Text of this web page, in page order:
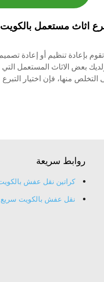
اثاث مستعمل بالكويت
بإعادة تنظيم أو إعادة
بعض الاثاث المستعمل التي
التخلص منها، فإن اختيار التبرع
روابط سريعة
كراتين نقل عفش
نقل عفش بالكويت سريع